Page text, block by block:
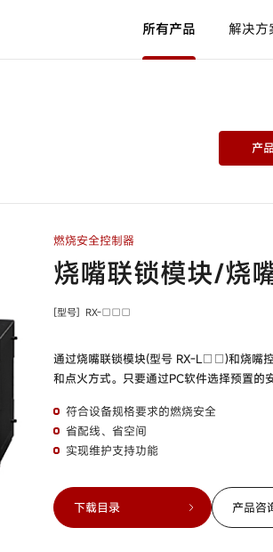
所有产品
置型光电开关
HP7-T□□ /
开关
H2B-
解决方
产品软件
中国网点
产
燃烧安全控制器
烧嘴联锁模块/烧
[型号] RX-□□□
通过烧嘴联锁模块(型号 RX-L□□)和烧嘴
和点火方式。只要通过PC软件选择预置的
符合设备规格要求的燃烧安全
省配线、省空间
实现维护支持功能
下载目录 产品咨